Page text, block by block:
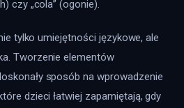
czy „cola” (ogonie).
tylko umiejętności językowe, ale
Tworzenie elementów
sposób na wprowadzenie
dzieci łatwiej zapamiętają, gdy